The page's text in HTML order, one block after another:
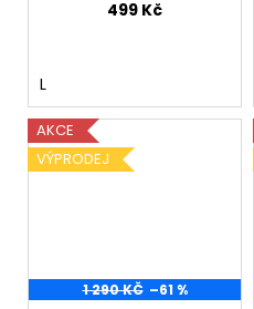
499 Kč
L
AKCE
VÝPRODEJ
1 290 KČ –61 %